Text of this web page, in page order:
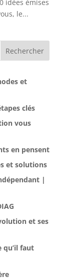
idées émises
le...
Rechercher
et
clés
vous
en pensent
et solutions
|
et ses
qu’il faut